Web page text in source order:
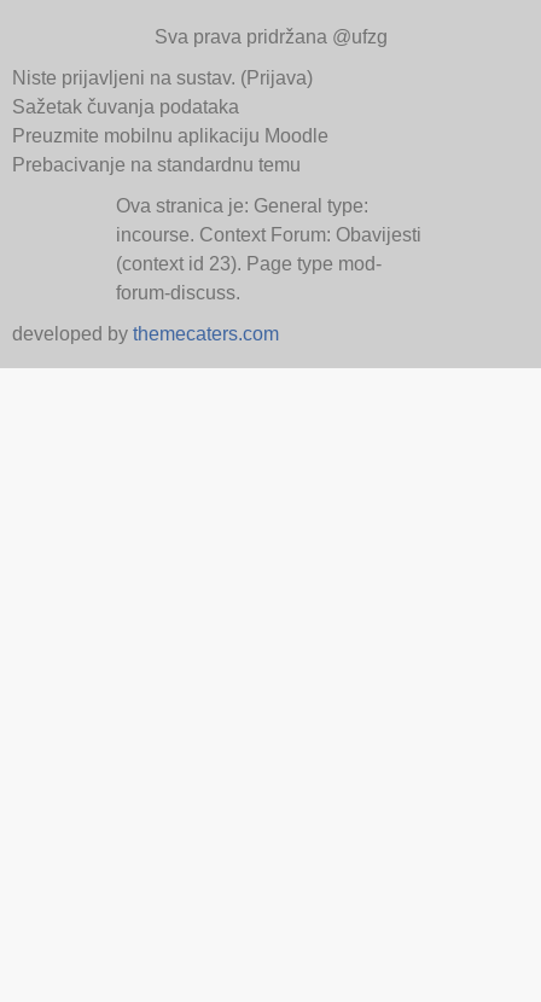
Sva prava pridržana @ufzg
Niste prijavljeni na sustav. (Prijava)
Sažetak čuvanja podataka
Preuzmite mobilnu aplikaciju Moodle
Prebacivanje na standardnu temu
Ova stranica je: General type:
incourse. Context Forum: Obavijesti
(context id 23). Page type mod-
forum-discuss.
developed by themecaters.com